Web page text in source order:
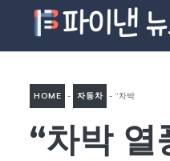
츠
HOME - 자동차 - “차박
열풍에 몸값 껑충”…넓은 공간
때문에 아빠들이 눈독 들이는
“차박